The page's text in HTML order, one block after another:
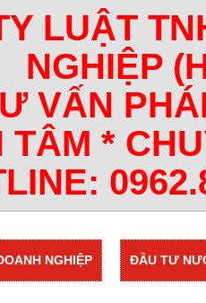
LUẬT
NGHIỆP
VẤN
TÂM *
ĐẦU TƯ
NGHIỆP